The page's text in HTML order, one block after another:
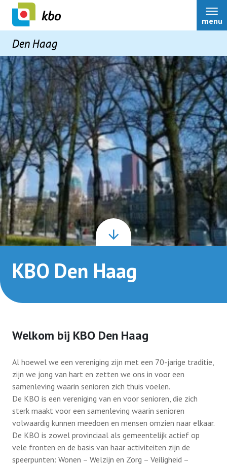
Den Haag
menu
Home
Bestuur
Nieuws
Activiteiten
Terugblikken
Lid worden
KBO Den Haag
Welkom bij KBO Den Haag
Al hoewel we een vereniging zijn met een 70-jarige traditie,
zijn we jong van hart en zetten we ons in voor een
samenleving waarin senioren zich thuis voelen.
De KBO is een vereniging van en voor senioren, die zich
sterk maakt voor een samenleving waarin senioren
volwaardig kunnen meedoen en mensen omzien naar elkaar.
De KBO is zowel provinciaal als gemeentelijk actief op
vele fronten en de basis van haar activiteiten zijn de
speerpunten: Wonen – Welzijn en Zorg – Veiligheid –